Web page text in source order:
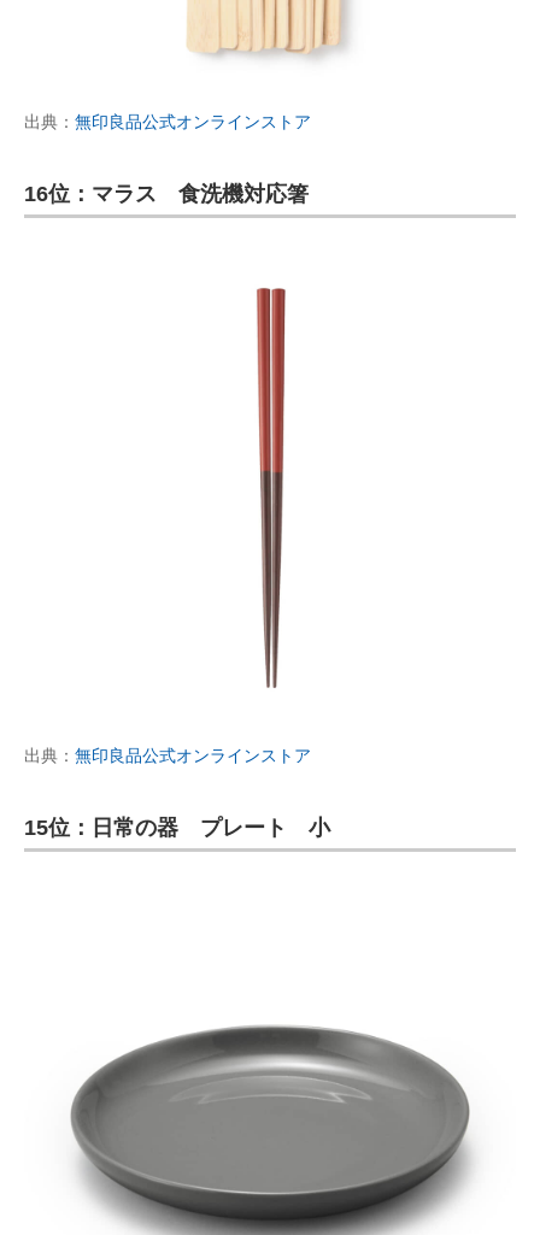
出典： 無印良品公式オンラインストア
16位：マラス 食洗機対応箸
出典： 無印良品公式オンラインストア
15位：日常の器 プレート 小